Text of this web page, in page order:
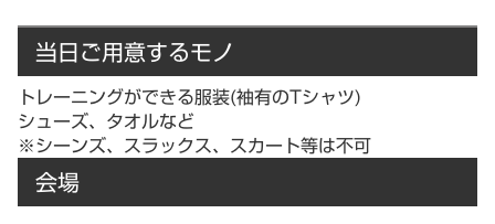
当日ご用意するモノ
トレーニングができる服装(袖有のTシャツ)
シューズ、タオルなど
※シーンズ、スラックス、スカート等は不可
会場